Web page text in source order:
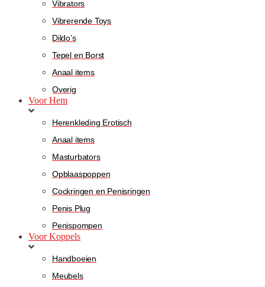
Vibrators
Vibrerende Toys
Dildo’s
Tepel en Borst
Anaal items
Overig
Voor Hem
Herenkleding Erotisch
Anaal items
Masturbators
Opblaaspoppen
Cockringen en Penisringen
Penis Plug
Penispompen
Voor Koppels
Handboeien
Meubels